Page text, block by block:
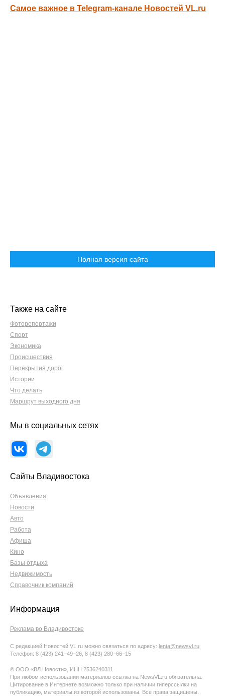
Самое важное в Telegram-канале Новостей VL.ru
Полная версия сайта
Также на сайте
Фоторепортажи
Спорт
Экономика
Происшествия
Перекрытия дорог
Истории
Что делать
Маршрут выходного дня
Мы в социальных сетях
Сайты Владивостока
Объявления
Новости
Авто
Работа
Афиша
Кино
Базы отдыха
Недвижимость
Справочник компаний
Информация
Реклама во Владивостоке
С редакцией Новостей VL.ru можно связаться по адресу: lenta@newsvl.ru
Телефон: 8 (423) 241−49−26, 8 (423) 280−66−15
© ООО «ВЛ Новости», ИНН 2536240311
При любом использовании материалов ссылка на NewsVL.ru обязательна.
Цитирование в Интернете возможно только при наличии гиперссылки на
публикацию, материалы из которой использованы. Все права защищены.